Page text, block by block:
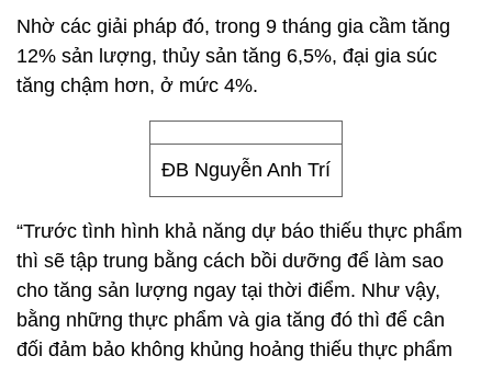
Nhờ các giải pháp đó, trong 9 tháng gia cầm tăng
12% sản lượng, thủy sản tăng 6,5%, đại gia súc
tăng chậm hơn, ở mức 4%.
ĐB Nguyễn Anh Trí
“Trước tình hình khả năng dự báo thiếu thực phẩm
thì sẽ tập trung bằng cách bồi dưỡng để làm sao
cho tăng sản lượng ngay tại thời điểm. Như vậy,
bằng những thực phẩm và gia tăng đó thì để cân
đối đảm bảo không khủng hoảng thiếu thực phẩm